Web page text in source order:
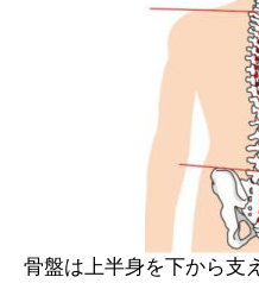
骨盤は上半身を下から支